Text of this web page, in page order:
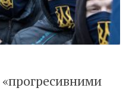
«прогресивними